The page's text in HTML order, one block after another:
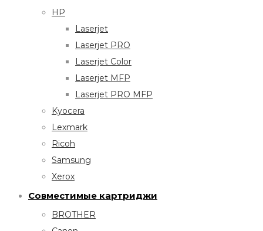
HP
Laserjet
Laserjet PRO
Laserjet Color
Laserjet MFP
Laserjet PRO MFP
Kyocera
Lexmark
Ricoh
Samsung
Xerox
Совместимые картриджи
BROTHER